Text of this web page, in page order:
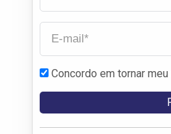
Concordo em tornar